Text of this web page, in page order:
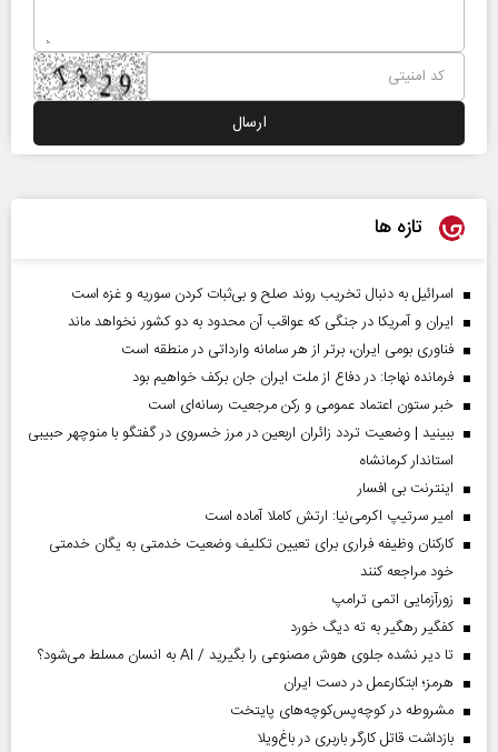
تازه ها
اسرائیل به دنبال تخریب روند صلح و بی‌ثبات کردن سوریه و غزه است
ایران و آمریکا در جنگی که عواقب آن محدود به دو کشور نخواهد ماند
فناوری بومی ایران، برتر از هر سامانه وارداتی در منطقه است
فرمانده نهاجا: در دفاع از ملت ایران جان برکف خواهیم بود
خبر ستون اعتماد عمومی و رکن مرجعیت رسانه‌ای است
ببینید | وضعیت تردد زائران اربعین در مرز خسروی در گفتگو با منوچهر حبیبی
استاندار کرمانشاه
اینترنت بی افسار
امیر سرتیپ اکرمی‌نیا: ارتش کاملا آماده است
کارکنان وظیفه فراری برای تعیین تکلیف وضعیت خدمتی به یگان خدمتی
خود مراجعه کنند
زورآزمایی اتمی ترامپ
کفگیر رهگیر به ته دیگ خورد
تا دیر نشده جلوی هوش مصنوعی را بگیرید / AI به انسان مسلط می‌شود؟
هرمز؛ ابتکارعمل در دست ایران
مشروطه در کوچه‌پس‌کوچه‌های پایتخت
بازداشت قاتل کارگر باربری در باغ‌ویلا